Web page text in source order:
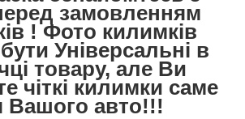
замовленням
! Фото килимків
Універсальні в
товару, але Ви
чіткі килимки саме
Вашого авто!!!